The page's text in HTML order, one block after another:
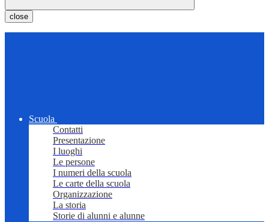
close
Scuola
Contatti
Presentazione
I luoghi
Le persone
I numeri della scuola
Le carte della scuola
Organizzazione
La storia
Storie di alunni e alunne